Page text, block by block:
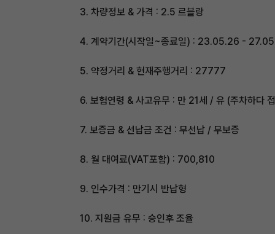
3. 차량정보 & 가격 : 2.5 르블랑
4. 계약기간(시작일~종료일) : 23.05.26 -
5. 약정거리 & 현재주행거리 : 27777
6. 보험연령 & 사고유무 : 만 21세 / 유 (주차하다
7. 보증금 & 선납금 조건 : 무선납 / 무보증
8. 월 대여료(VAT포함) : 700,810
9. 인수가격 : 만기시 반납형
10. 지원금 유무 : 승인후 조율